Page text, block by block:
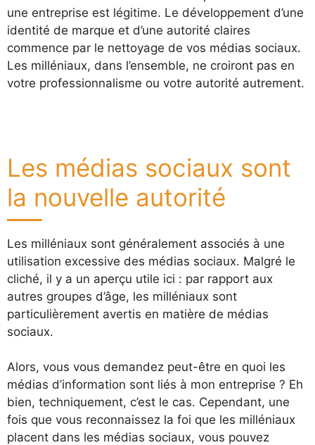
une entreprise est légitime. Le développement d’une
identité de marque et d’une autorité claires
commence par le nettoyage de vos médias sociaux.
Les milléniaux, dans l’ensemble, ne croiront pas en
votre professionnalisme ou votre autorité autrement.
Les médias sociaux sont
la nouvelle autorité
Les milléniaux sont généralement associés à une
utilisation excessive des médias sociaux. Malgré le
cliché, il y a un aperçu utile ici : par rapport aux
autres groupes d’âge, les milléniaux sont
particulièrement avertis en matière de médias
sociaux.
Alors, vous vous demandez peut-être en quoi les
médias d’information sont liés à mon entreprise ? Eh
bien, techniquement, c’est le cas. Cependant, une
fois que vous reconnaissez la foi que les milléniaux
placent dans les médias sociaux, vous pouvez